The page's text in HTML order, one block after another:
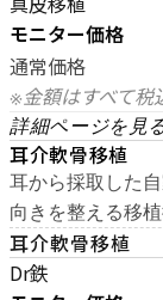
モニター価格
通常価格
※金額はすべて税
詳細ページを見
耳介軟骨移植
耳から採取した
向きを整える移
耳介軟骨移植
Dr鉄